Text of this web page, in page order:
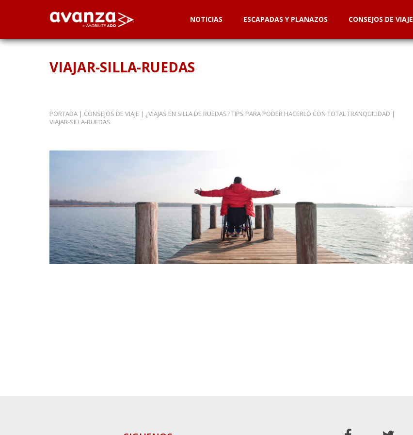
NOTICIAS ESCAPADAS Y PLANAZOS CONSEJOS DE VIAJE
VIAJAR-SILLA-RUEDAS
PORTADA | CONSEJOS DE VIAJE | ¿VIAJAS EN SILLA DE RUEDAS? TIPS PARA PODER HACERLO CON TOTAL TRANQUILIDAD |
VIAJAR-SILLA-RUEDAS